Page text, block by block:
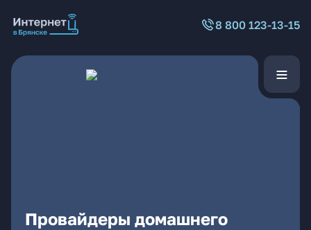
8 800 123-13-15
Провайдеры домашнего